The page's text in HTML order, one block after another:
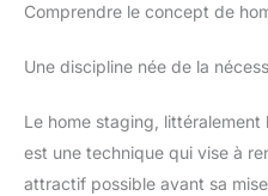
Comprendre le concept de
Une discipline née de la
Le home staging, littéralement
est une technique qui vise à
attractif possible avant sa